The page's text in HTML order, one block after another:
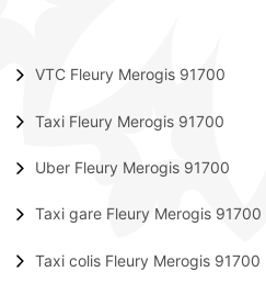
VTC Fleury Merogis 91700
Taxi Fleury Merogis 91700
Uber Fleury Merogis 91700
Taxi gare Fleury Merogis 91700
Taxi colis Fleury Merogis 91700